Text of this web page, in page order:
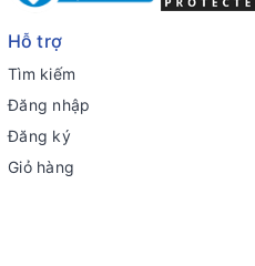
Hỗ trợ
Tìm kiếm
Đăng nhập
Đăng ký
Giỏ hàng